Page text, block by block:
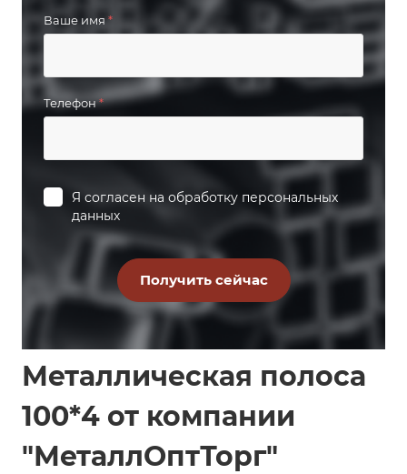
Ваше имя *
Телефон*
Я согласен на обработку персональных
данных
Металлическая полоса
100*4 от компании
"МеталлОптТорг"